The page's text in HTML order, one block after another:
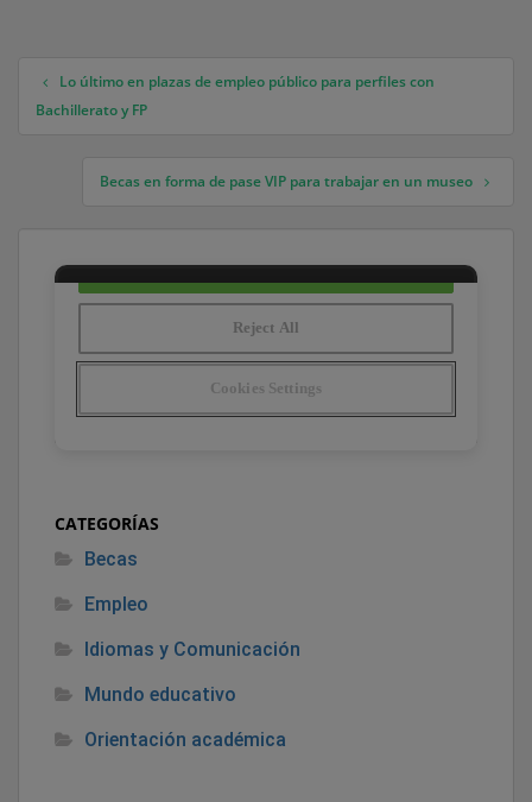
Navegación de entradas
Lo último en plazas de empleo público para perfiles con
Bachillerato y FP
Becas en forma de pase VIP para trabajar en un museo
CATEGORÍAS
Becas
Empleo
Idiomas y Comunicación
Mundo educativo
Orientación académica